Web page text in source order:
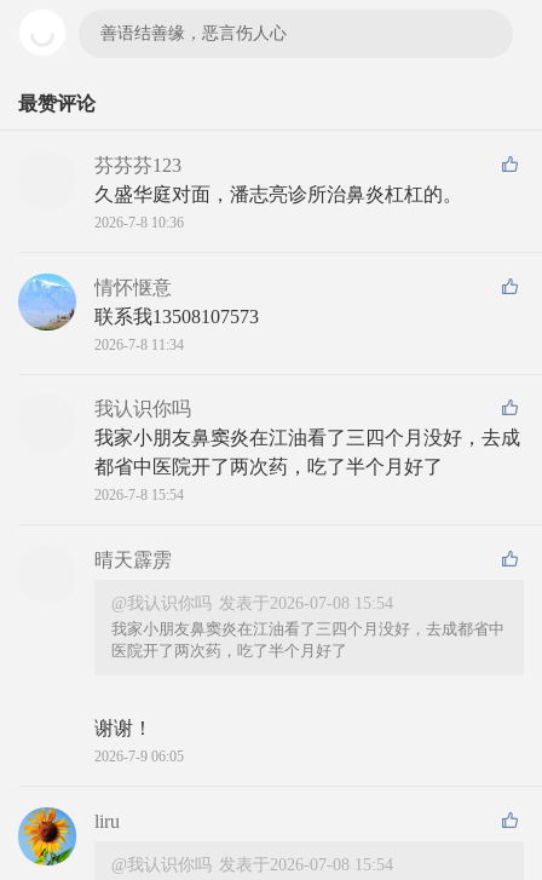
善语结善缘，恶言伤人心
最赞评论
芬芬芬123
久盛华庭对面，潘志亮诊所治鼻炎杠杠的。
2026-7-8 10:36
情怀惬意
联系我13508107573
2026-7-8 11:34
我认识你吗
我家小朋友鼻窦炎在江油看了三四个月没好，去成
都省中医院开了两次药，吃了半个月好了
2026-7-8 15:54
晴天霹雳
@我认识你吗 发表于2026-07-08 15:54
我家小朋友鼻窦炎在江油看了三四个月没好，去成都省中
医院开了两次药，吃了半个月好了
谢谢！
2026-7-9 06:05
liru
@我认识你吗 发表于2026-07-08 15:54